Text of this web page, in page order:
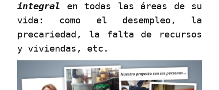
integral en todas las áreas de su
vida: como el desempleo, la
precariedad, la falta de recursos
y viviendas, etc.